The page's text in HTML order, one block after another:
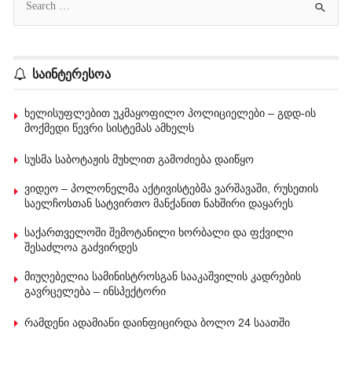
საინტერესოა
ხელისუფლებით უკმაყოფილო პოლიციელები – გდდ-ის
მოქმედი წევრი სისტემას ამხელს
სუსმა საბოტაჟის მუხლით გამოძიება დაიწყო
ვიდეო – პოლონელმა აქტივისტებმა ვარშავაში, რუსეთის
საელჩოსთან სატვირთო მანქანით ნახშირი დაყარეს
საქართველოში შემოტანილი ხორბალი და ფქვილი
შესაძლოა გაძვირდეს
მიუღებელია სამინისტროსგან სააკაშვილის კადრების
გავრცელება – ინსპექტორი
რამდენი ადამიანი დაინფიცირდა ბოლო 24 საათში